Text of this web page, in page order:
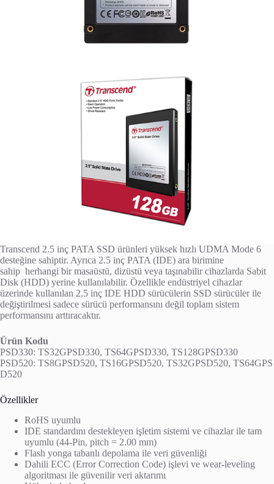
Transcend 2.5 inç PATA SSD ürünleri yüksek hızlı UDMA Mode 6
desteğine sahiptir. Ayrıca 2.5 inç PATA (IDE) ara birimine
sahip herhangi bir masaüstü, dizüstü veya taşınabilir cihazlarda Sabit
Disk (HDD) yerine kullanılabilir. Özellikle endüstriyel cihazlar
üzerinde kullanılan 2,5 inç IDE HDD sürücülerin SSD sürücüler ile
değiştirilmesi sadece sürücü performansını değil toplam sistem
performansını arttıracaktır.
Ürün Kodu
PSD330: TS32GPSD330, TS64GPSD330, TS128GPSD330
PSD520: TS8GPSD520, TS16GPSD520, TS32GPSD520, TS64GPS
D520
Özellikler
RoHS uyumlu
IDE standardını destekleyen işletim sistemi ve cihazlar ile tam
uyumlu (44-Pin, pitch = 2.00 mm)
Flash yonga tabanlı depolama ile veri güvenliği
Dahili ECC (Error Correction Code) işlevi ve wear-leveling
algoritması ile güvenilir veri aktarımı